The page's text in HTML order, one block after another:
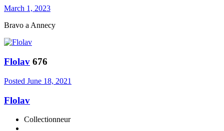
March 1, 2023
Bravo a Annecy
Flolav 676
Posted June 18, 2021
Flolav
Collectionneur